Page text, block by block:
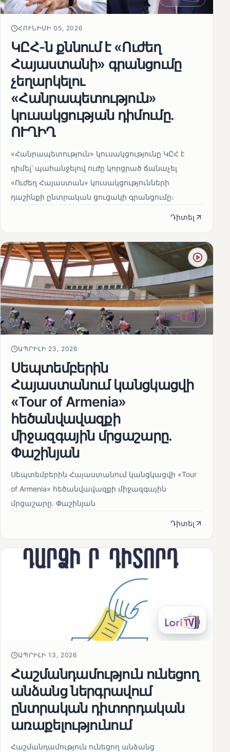
ՀՈՒՆԻՍԻ 05, 2026
ԿԸՀ-ն քննում է «Ուժեղ
Հայաստանի» գրանցումը
չեղարկելու
«Հանրապետություն»
կուսակցության դիմումը.
ՈՒՂԻՂ
«Հանրապետություն» կուսակցությունը ԿԸՀ է
դիմել՝ պահանջելով ուժը կորցրած ճանաչել
«Ուժեղ Հայաստան» կուսակցությունների
դաշինքի ընտրական ցուցակի գրանցումը։
Դիտել
ԱՊՐԻԼԻ 23, 2026
Սեպտեմբերին
Հայաստանում կանցկացվի
«Tour of Armenia»
հեծանվավազքի
միջազգային մրցաշարը.
Փաշինյան
Սեպտեմբերին Հայաստանում կանցկացվի «Tour
of Armenia» հեծանվավազքի միջազգային
մրցաշարը. Փաշինյան
Դիտել
ԱՊՐԻԼԻ 13, 2026
Հաշմանդամություն ունեցող
անձանց ներգրավում
ընտրական դիտորդական
առաքելությունում
Հաշմանդամություն ունեցող անձանց